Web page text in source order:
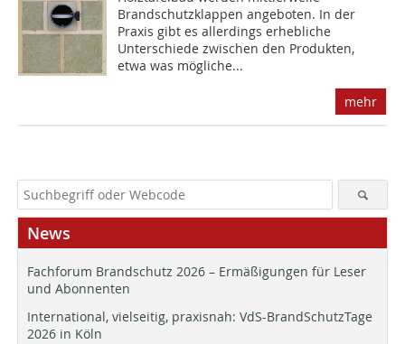
Brandschutzklappen angeboten. In der
Praxis gibt es allerdings erhebliche
Unterschiede zwischen den Produkten,
etwa was mögliche...
mehr
News
Fachforum Brandschutz 2026 – Ermäßigungen für Leser
und Abonnenten
International, vielseitig, praxisnah: VdS-BrandSchutzTage
2026 in Köln